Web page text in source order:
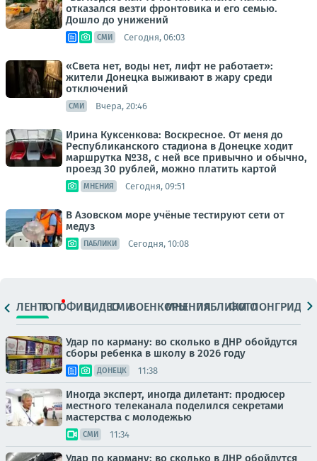
отказался везти фронтовика и его семью.
Дошло до унижений
СМИ Сегодня, 06:03
«Света нет, воды нет, лифт не работает»:
жители Донецка выживают в жару среди
отключений
СМИ Вчера, 20:46
Ирина Куксенкова: Воскресное. От меня до
Республиканского стадиона в Донецке ходит
маршрутка №38, с ней все привычно и обычно,
проезд 30 рублей, можно платить картой
МНЕНИЯ Сегодня, 09:51
В Азовском море учёные тестируют сети от
медуз
ПАБЛИКИ Сегодня, 10:08
ЛЕНТАТОПОФИЦ.ВИДЕОСМИВОЕНКОРЫМНЕНИЯПАБЛИКИ
ФОТОЛОНГРИДЫ
Удар по карману: во сколько в ДНР обойдутся
сборы ребенка в школу в 2026 году
ДОНЕЦК 11:38
Иногда эксперт, иногда дилетант: продюсер
местного телеканала поделился секретами
мастерства с молодежью
СМИ 11:34
Удар по карману: во сколько в ДНР обойдутся